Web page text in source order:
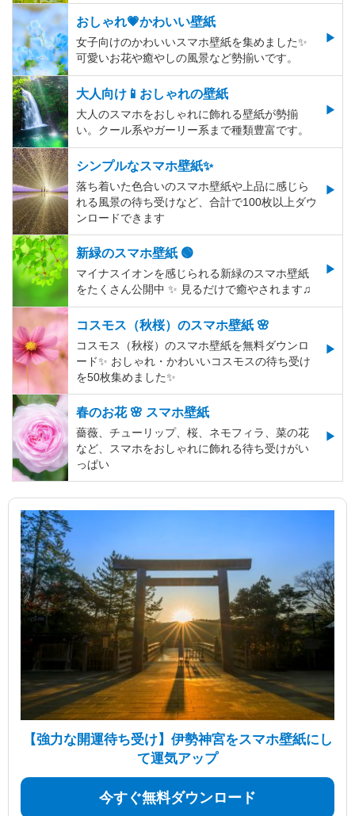
おしゃれ💗かわいい壁紙
女子向けのかわいいスマホ壁紙を集めました✨
可愛いお花や癒やしの風景など勢揃いです。
大人向け📱おしゃれの壁紙
大人のスマホをおしゃれに飾れる壁紙が勢揃
い。クール系やガーリー系まで種類豊富です。
シンプルなスマホ壁紙✨
落ち着いた色合いのスマホ壁紙や上品に感じら
れる風景の待ち受けなど、合計で100枚以上ダウ
ンロードできます
新緑のスマホ壁紙 🟢
マイナスイオンを感じられる新緑のスマホ壁紙
をたくさん公開中 ✨ 見るだけで癒やされます♫
コスモス（秋桜）のスマホ壁紙 🌸
コスモス（秋桜）のスマホ壁紙を無料ダウンロ
ード✨️ おしゃれ・かわいいコスモスの待ち受け
を50枚集めました✨️
春のお花 🌸 スマホ壁紙
薔薇、チューリップ、桜、ネモフィラ、菜の花
など、スマホをおしゃれに飾れる待ち受けがい
っぱい
【強力な開運待ち受け】伊勢神宮をスマホ壁紙にし
て運気アップ
今すぐ無料ダウンロード